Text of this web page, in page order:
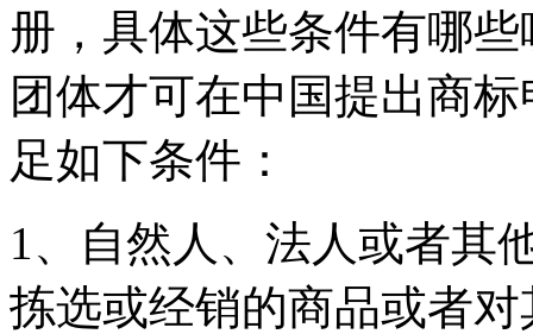
册，具体这些条件有哪
团体才可在中国提出商
足如下条件：
1、自然人、法人或者其
拣选或经销的商品或者